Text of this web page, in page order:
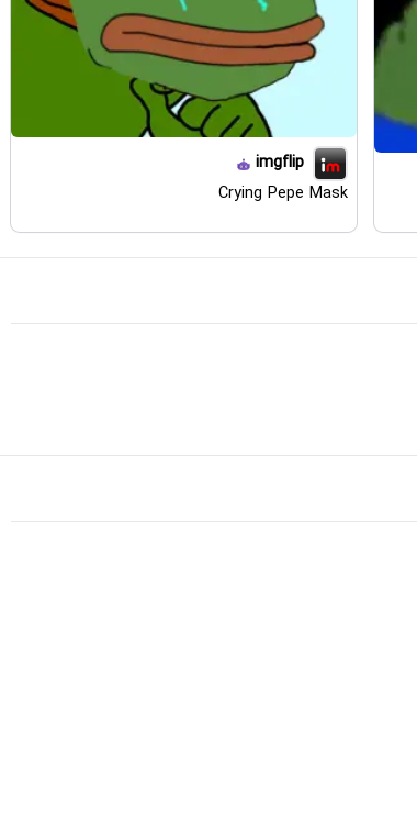
imgflip
Crying Pepe Mask